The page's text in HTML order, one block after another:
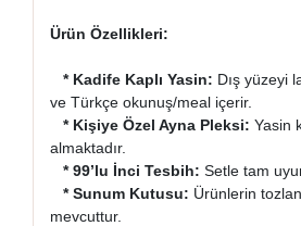
Ürün Özellikleri:
* Kadife Kaplı Yasin: Dış yüzeyi
ve Türkçe okunuş/meal içerir.
* Kişiye Özel Ayna Pleksi: Yasin
almaktadır.
* 99’lu İnci Tesbih: Setle tam
* Sunum Kutusu: Ürünlerin
mevcuttur.